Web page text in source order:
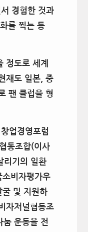
경험한 것과
를 찍는 등
정도로 세계
재도 일본, 중
팬 클럽을 형
업경영포럼
동조합(이사
리기의 일환
소비자평가우
굴 및 지원하
자저널협동조
눔 운동을 전